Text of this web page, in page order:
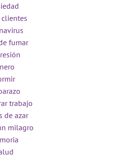
clientes
fumar
trabajo
de azar
milagro